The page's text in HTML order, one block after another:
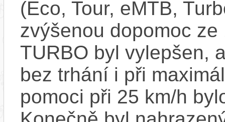
(Eco, Tour, eMTB,
zvýšenou dopomoc
TURBO byl vylepšen,
bez trhání i při
pomoci při 25 km/h